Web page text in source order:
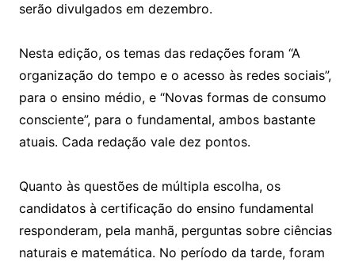
serão divulgados em dezembro.
Nesta edição, os temas das redações foram “A
organização do tempo e o acesso às redes sociais”,
para o ensino médio, e “Novas formas de consumo
consciente”, para o fundamental, ambos bastante
atuais. Cada redação vale dez pontos.
Quanto às questões de múltipla escolha, os
candidatos à certificação do ensino fundamental
responderam, pela manhã, perguntas sobre ciências
naturais e matemática. No período da tarde, foram